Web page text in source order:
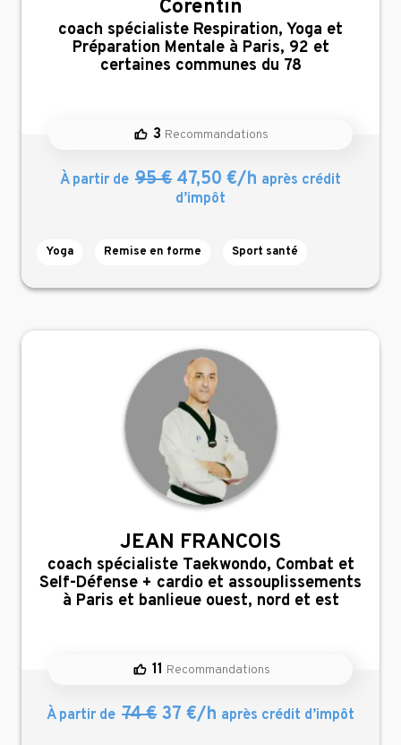
Corentin
,
coach spécialiste Respiration, Yoga et
Préparation Mentale à Paris, 92 et
certaines communes du 78
3 Recommandations
À partir de 95 € 47,50 €/h après crédit
d’impôt
Yoga Remise en forme Sport santé
JEAN FRANCOIS
,
coach spécialiste Taekwondo, Combat et
Self-Défense + cardio et assouplissements
à Paris et banlieue ouest, nord et est
11 Recommandations
À partir de 74 € 37 €/h après crédit d’impôt